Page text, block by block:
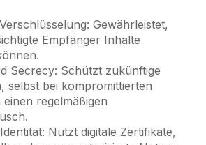
Gewährleistet,
Empfänger Inhalte
Secrecy: Schützt zukünftige
selbst bei kompromittierten
regelmäßigen
Nutzt digitale Zertifikate,